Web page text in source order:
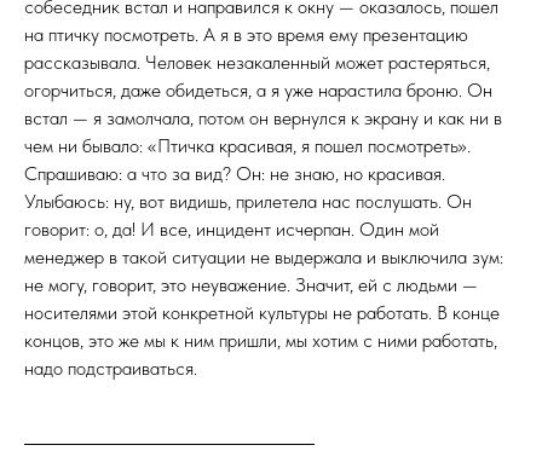
собеседник встал и направился к окну — оказалось, пошел
на птичку посмотреть. А я в это время ему презентацию
рассказывала. Человек незакаленный может растеряться,
огорчиться, даже обидеться, а я уже нарастила броню. Он
встал — я замолчала, потом он вернулся к экрану и как ни в
чем ни бывало: «Птичка красивая, я пошел посмотреть».
Спрашиваю: а что за вид? Он: не знаю, но красивая.
Улыбаюсь: ну, вот видишь, прилетела нас послушать. Он
говорит: о, да! И все, инцидент исчерпан. Один мой
менеджер в такой ситуации не выдержала и выключила зум:
не могу, говорит, это неуважение. Значит, ей с людьми —
носителями этой конкретной культуры не работать. В конце
концов, это же мы к ним пришли, мы хотим с ними работать,
надо подстраиваться.